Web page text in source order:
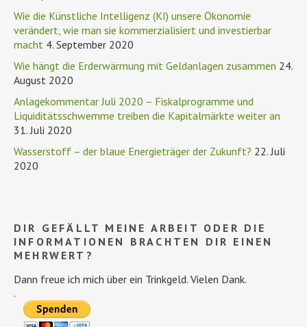
Wie die Künstliche Intelligenz (KI) unsere Ökonomie
verändert, wie man sie kommerzialisiert und investierbar
macht 4. September 2020
Wie hängt die Erderwärmung mit Geldanlagen zusammen 24.
August 2020
Anlagekommentar Juli 2020 – Fiskalprogramme und
Liquiditätsschwemme treiben die Kapitalmärkte weiter an
31. Juli 2020
Wasserstoff – der blaue Energieträger der Zukunft? 22. Juli
2020
DIR GEFÄLLT MEINE ARBEIT ODER DIE
INFORMATIONEN BRACHTEN DIR EINEN
MEHRWERT?
Dann freue ich mich über ein Trinkgeld. Vielen Dank.
.